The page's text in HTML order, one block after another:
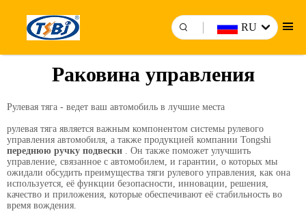
RU
Раковина управления
Рулевая тяга - ведет ваш автомобиль в лучшие места
рулевая тяга является важным компонентом системы рулевого
управления автомобиля, а также продукцией компании Tongshi
переднюю ручку подвески . Он также поможет улучшить
управление, связанное с автомобилем, и гарантии, о которых мы
ожидали обсудить преимущества тяги рулевого управления, как она
используется, её функции безопасности, инновации, решения,
качество и приложения, которые обеспечивают её стабильность во
время вождения.